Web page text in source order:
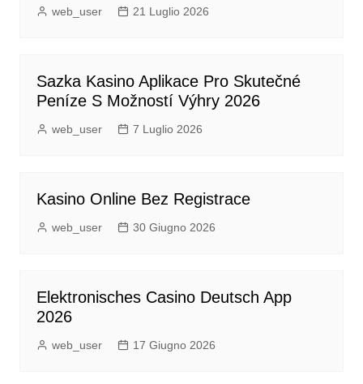
web_user 21 Luglio 2026
Sazka Kasino Aplikace Pro Skutečné
Peníze S Možností Výhry 2026
web_user 7 Luglio 2026
Kasino Online Bez Registrace
web_user 30 Giugno 2026
Elektronisches Casino Deutsch App
2026
web_user 17 Giugno 2026